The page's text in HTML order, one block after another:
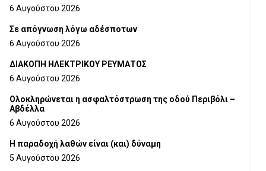
6 Αυγούστου 2026
Σε απόγνωση λόγω αδέσποτων
6 Αυγούστου 2026
ΔΙΑΚΟΠΗ ΗΛΕΚΤΡΙΚΟΥ ΡΕΥΜΑΤΟΣ
6 Αυγούστου 2026
Ολοκληρώνεται η ασφαλτόστρωση της οδού Περιβόλι –
Αβδέλλα
6 Αυγούστου 2026
H παραδοχή λαθών είναι (και) δύναμη
5 Αυγούστου 2026